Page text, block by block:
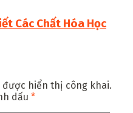
Các Chất Hóa Học
hiển thị công khai.
dấu *